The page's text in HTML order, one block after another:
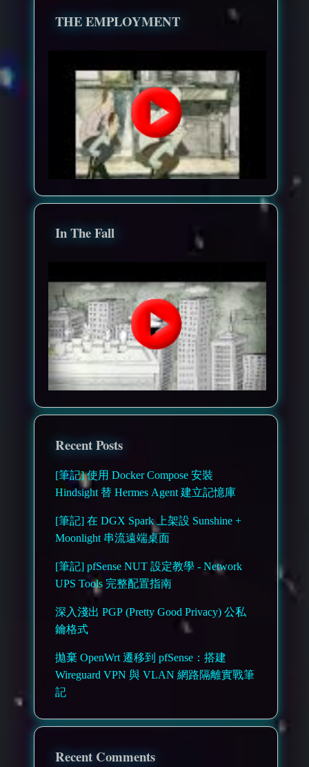
THE EMPLOYMENT
In The Fall
Recent Posts
[筆記] 使用 Docker Compose 安裝
Hindsight 替 Hermes Agent 建立記憶庫
[筆記] 在 DGX Spark 上架設 Sunshine +
Moonlight 串流遠端桌面
[筆記] pfSense NUT 設定教學 - Network
UPS Tools 完整配置指南
深入淺出 PGP (Pretty Good Privacy) 公私
鑰格式
拋棄 OpenWrt 遷移到 pfSense：搭建
Wireguard VPN 與 VLAN 網路隔離實戰筆
記
Recent Comments